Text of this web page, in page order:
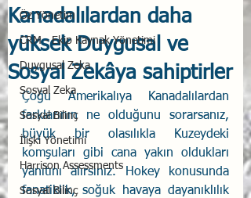
Öz Yönetim
CRM - Ekip Kaynak Yönetimi
Duygusal Zeka
Sosyal Zeka
Sosyal Bilinç
İlişki Yönetimi
Harrison Assessments
Sosyal Bilinç
Kanadalılardan daha
yüksek Duygusal ve
Sosyal Zekâya sahiptirler
Çoğu Amerikalıya Kanadalılardan
farklarının ne olduğunu sorarsanız,
büyük bir olasılıkla Kuzeydeki
komşuları gibi cana yakın oldukları
yanıtını alırsınız. Hokey konusunda
fanatiklik, soğuk havaya dayanıklılık